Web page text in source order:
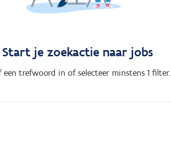
Start je zoekactie naar jobs
een trefwoord in of selecteer minstens 1 filter.